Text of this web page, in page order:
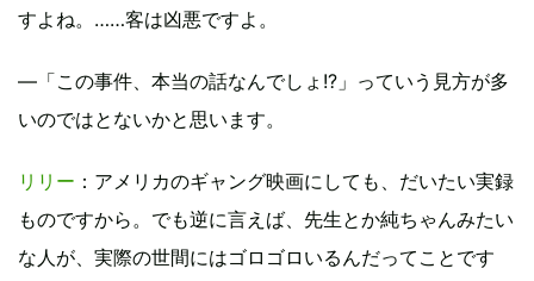
すよね。……客は凶悪ですよ。
―「この事件、本当の話なんでしょ!?」っていう見方が多
いのではとないかと思います。
リリー ：アメリカのギャング映画にしても、だいたい実録
ものですから。でも逆に言えば、先生とか純ちゃんみたい
な人が、実際の世間にはゴロゴロいるんだってことです